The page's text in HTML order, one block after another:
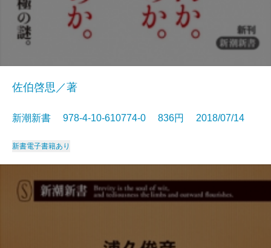
佐伯啓思／著
新潮新書 978-4-10-610774-0 836円 2018/07/14
新書電子書籍あり